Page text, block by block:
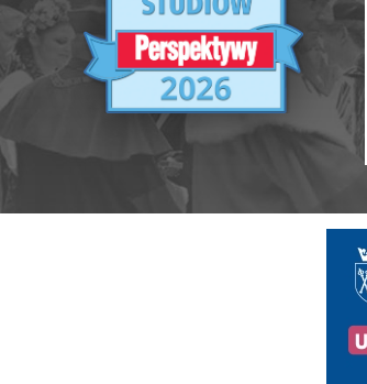
Ranking Szkół Wyższych 2025
Uczelnie akademickie
Niepubliczne magisterskie
Publiczne Zawodowe